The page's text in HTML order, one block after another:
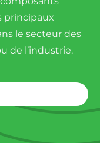
principaux
le secteur des
de l’industrie.